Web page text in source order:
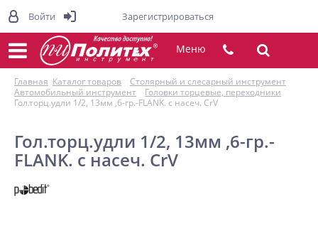
Меню
Главная Каталог товаров
Столярный и слесарный инструмент
Автомобильный инструмент
Головки торцевые, переходники
Гол.торц.удли 1/2, 13мм ,6-гр.-FLANK. с насеч. CrV
Гол.торц.удли 1/2, 13мм ,6-гр.-
FLANK. с насеч. CrV
Войти Зарегистрироваться